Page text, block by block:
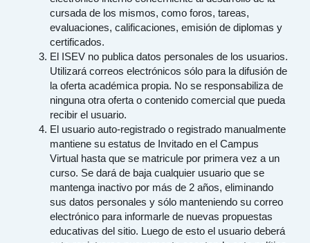
cursada de los mismos, como foros, tareas,
evaluaciones, calificaciones, emisión de diplomas y
certificados.
El ISEV no publica datos personales de los usuarios.
Utilizará correos electrónicos sólo para la difusión de
la oferta académica propia. No se responsabiliza de
ninguna otra oferta o contenido comercial que pueda
recibir el usuario.
El usuario auto-registrado o registrado manualmente
mantiene su estatus de Invitado en el Campus
Virtual hasta que se matricule por primera vez a un
curso. Se dará de baja cualquier usuario que se
mantenga inactivo por más de 2 años, eliminando
sus datos personales y sólo manteniendo su correo
electrónico para informarle de nuevas propuestas
educativas del sitio. Luego de esto el usuario deberá